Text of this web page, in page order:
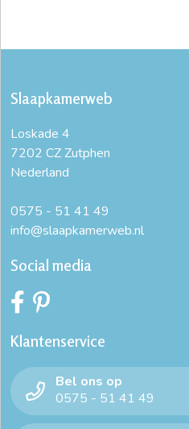
Slaapkamerweb
Loskade 4
7202 CZ Zutphen
Nederland
0575 - 51 41 49
info@slaapkamerweb.nl
Social media
Klantenservice
Bel ons op
0575 - 51 41 49